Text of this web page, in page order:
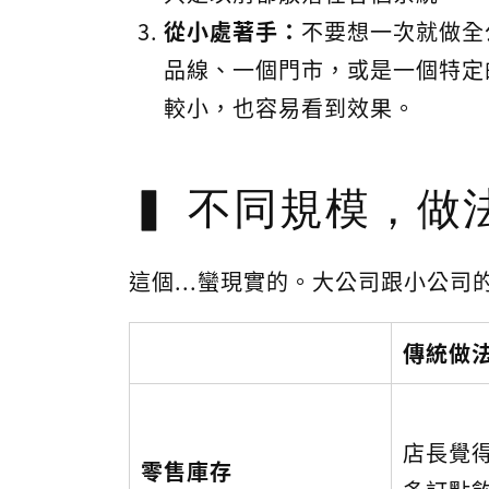
從小處著手： 不要想一次就做
品線、一個門市，或是一個特
較小，也容易看到效果。
不同規模，做
這個...蠻現實的。大公司跟小公司
傳統做
零售庫存
店長覺